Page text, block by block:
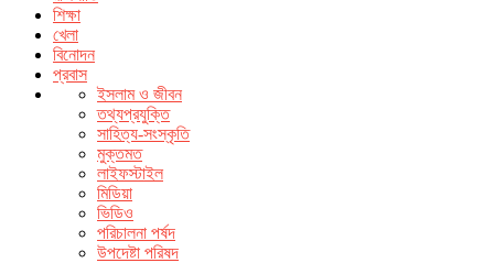
শিক্ষা
খেলা
বিনোদন
প্রবাস
ইসলাম ও জীবন
তথ্যপ্রযুক্তি
সাহিত্য-সংস্কৃতি
মুক্তমত
লাইফস্টাইল
মিডিয়া
ভিডিও
পরিচালনা পর্ষদ
উপদেষ্টা পরিষদ